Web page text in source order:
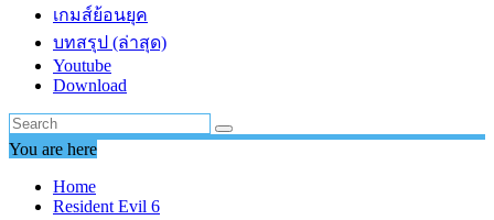
เกมส์ย้อนยุค
บทสรุป (ล่าสุด)
Youtube
Download
You are here
Home
Resident Evil 6